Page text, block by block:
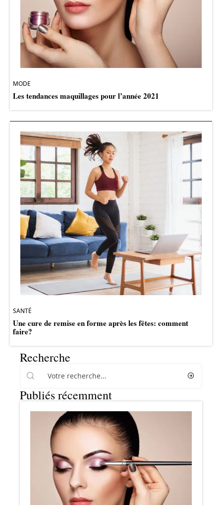
MODE
Les tendances maquillages pour l’année 2021
SANTÉ
Une cure de remise en forme après les fêtes: comment
faire?
Recherche
Publiés récemment